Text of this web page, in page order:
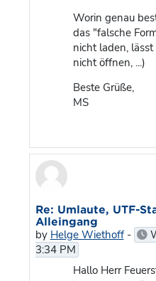
Worin genau
das "falsche
nicht laden,
nicht öffnen, ...)
Beste Grüße,
MS
Re: Umlaute, UTF-
Alleingang
by Helge Wiethoff-
3:34 PM
Hallo Herr